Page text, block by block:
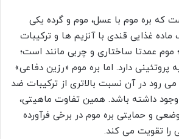
که بره موم با عسل، موم و گرده یکی
غذایی قندی با آنزیم ها و ترکیبات
عمدتا ساختاری و چربی مانند است؛
دارد. اما بره موم «رزین دفاعی»
می رود در آن نسبت بالاتری از ترکیبات ضد
وجود داشته باشد. همین تفاوت ماهیتی،
و حمایتی بره موم در برخی فرآورده
را تقویت می کند.